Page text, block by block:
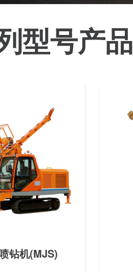
型号产品
钻机(MJS)